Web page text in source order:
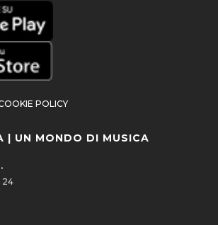
POLICY
| UN MONDO DI MUSICA
24